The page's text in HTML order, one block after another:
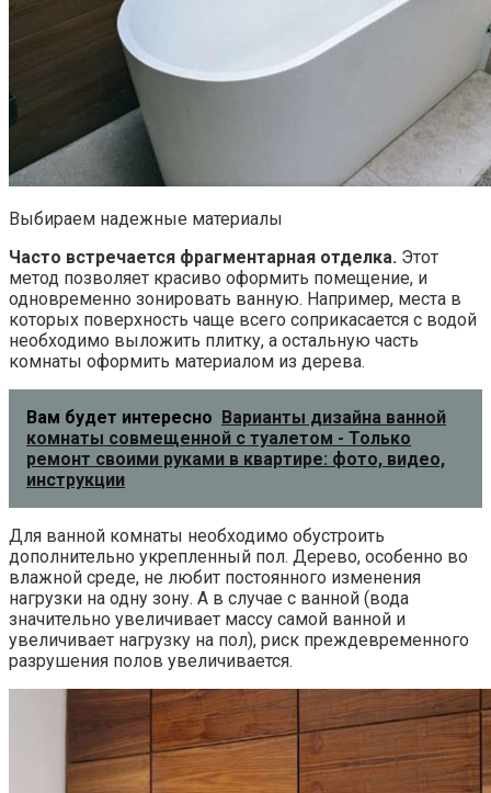
Выбираем надежные материалы
Часто встречается фрагментарная отделка. Этот
метод позволяет красиво оформить помещение, и
одновременно зонировать ванную. Например, места в
которых поверхность чаще всего соприкасается с водой
необходимо выложить плитку, а остальную часть
комнаты оформить материалом из дерева.
Вам будет интересно
Варианты дизайна ванной
комнаты совмещенной с туалетом - Только
ремонт своими руками в квартире: фото, видео,
инструкции
Для ванной комнаты необходимо обустроить
дополнительно укрепленный пол. Дерево, особенно во
влажной среде, не любит постоянного изменения
нагрузки на одну зону. А в случае с ванной (вода
значительно увеличивает массу самой ванной и
увеличивает нагрузку на пол), риск преждевременного
разрушения полов увеличивается.